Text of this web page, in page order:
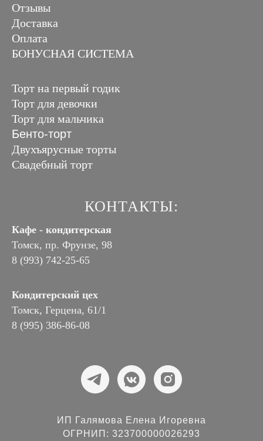
Отзывы
Доставка
Оплата
БОНУСНАЯ СИСТЕМА
Торт на первый годик
Торт для девочки
Торт для мальчика
Бенто-торт
Двухъярусные торты
Свадебный торт
КОНТАКТЫ:
Кафе - кондитерская
Томск, пр. Фрунзе, 98
8 (993) 742-25-65
Кондитерский цех
Томск, Герцена, 61/1
8 (995) 386-86-08
ИП Галямова Елена Игоревна
ОГРНИП: 323700000026293